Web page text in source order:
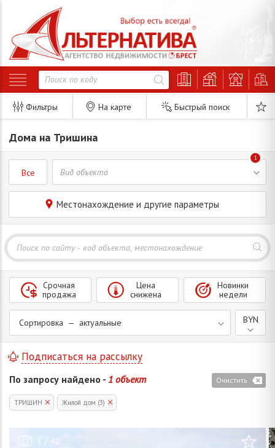
Фильтры На карте Быстрый поиск
Дома на Тришина
Все
1
Местонахождение и другие параметры
Сортировка — актуальные
Срочная
продажа
Цена
снижена
Новинки
недели
BYN
По запросу найдено - 1 объект Очистить
Подписаться на рассылку
ТРИШИН Жилой дом (3)
1 / 42